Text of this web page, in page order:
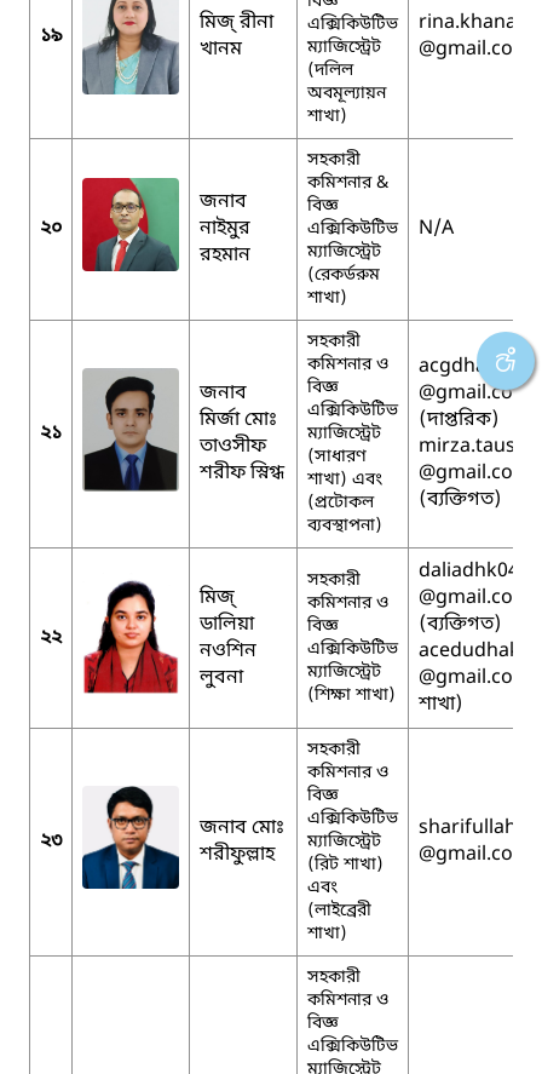
১৯
মিজ্ রীনা
খানম
এক্সিকিউটিভ
ম্যাজিস্ট্রেট
(দলিল
অবমূল্যায়ন
শাখা)
@gmail.com
২০
জনাব
নাইমুর
রহমান
সহকারী
কমিশনার &
বিজ্ঞ
এক্সিকিউটিভ
ম্যাজিস্ট্রেট
(রেকর্ডরুম
শাখা)
N/A
২১
জনাব
মির্জা মোঃ
তাওসীফ
শরীফ স্নিগ্ধ
সহকারী
কমিশনার ও
বিজ্ঞ
এক্সিকিউটিভ
ম্যাজিস্ট্রেট
(সাধারণ
শাখা) এবং
(প্রটোকল
ব্যবস্থাপনা)
acgdhaka
@gmail.com
(দাপ্তরিক)
@gmail.com
(ব্যক্তিগত)
২২
মিজ্
ডালিয়া
নওশিন
লুবনা
সহকারী
কমিশনার ও
বিজ্ঞ
এক্সিকিউটিভ
ম্যাজিস্ট্রেট
(শিক্ষা শাখা)
daliadhk041
@gmail.com
(ব্যক্তিগত)
acedudhaka
@gmail.com
শাখা)
২৩
জনাব মোঃ
শরীফুল্লাহ
সহকারী
কমিশনার ও
বিজ্ঞ
এক্সিকিউটিভ
ম্যাজিস্ট্রেট
(রিট শাখা)
এবং
(লাইব্রেরী
শাখা)
@gmail.com
সহকারী
কমিশনার ও
বিজ্ঞ
এক্সিকিউটিভ